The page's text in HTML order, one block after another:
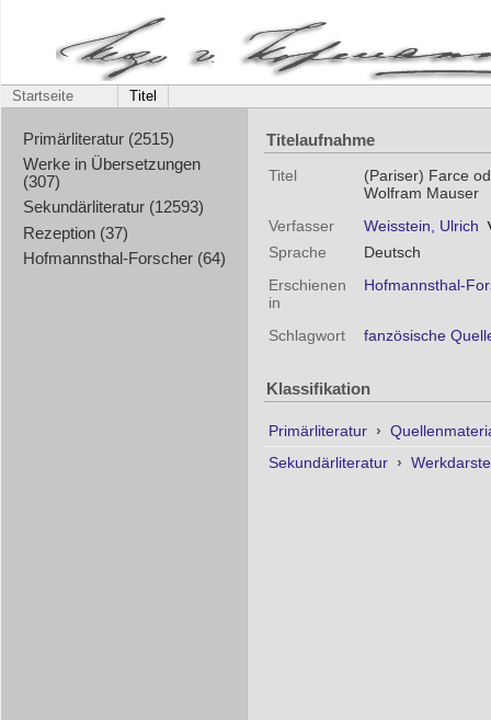
Startseite Titel
Primärliteratur (2515)
Werke in Übersetzungen
(307)
Sekundärliteratur (12593)
Rezeption (37)
Hofmannsthal-Forscher (64)
Titelaufnahme
Titel
(Pariser) Farce
Wolfram Mauser
Verfasser
Weisstein, Ulrich
Sprache
Deutsch
Erschienen
in
Hofmannsthal-
Schlagwort fanzösische
Klassifikation
Primärliteratur ›
Sekundärliteratur ›